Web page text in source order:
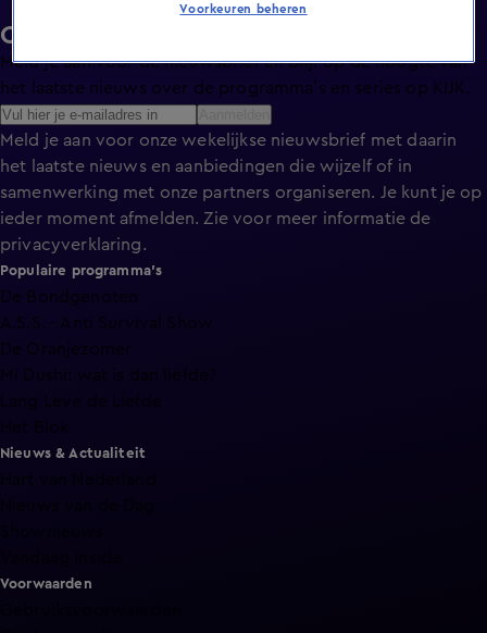
Ontvang de KIJK-nieuwsbrief
Meld je aan voor de nieuwsbrief en blijf op de hoogte van
het laatste nieuws over de programma’s en series op KIJK.
Meld je aan voor onze wekelijkse nieuwsbrief met daarin
het laatste nieuws en aanbiedingen die wijzelf of in
samenwerking met onze partners organiseren. Je kunt je op
ieder moment afmelden. Zie voor meer informatie de
privacyverklaring.
Populaire programma's
De Bondgenoten
A.S.S. - Anti Survival Show
De Oranjezomer
Mi Dushi: wat is dan liefde?
Lang Leve de Liefde
Het Blok
Nieuws & Actualiteit
Voorwaarden
Voorkeuren beheren